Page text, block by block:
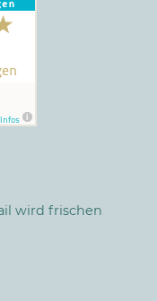
wird frischen